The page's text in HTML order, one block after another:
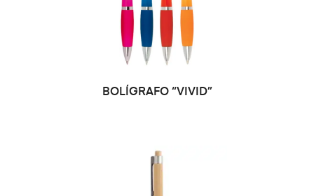
OPCIONES
BOLÍGRAFO “VIVID”